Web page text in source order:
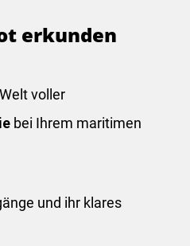
erkunden
voller
bei Ihrem maritimen
und ihr klares